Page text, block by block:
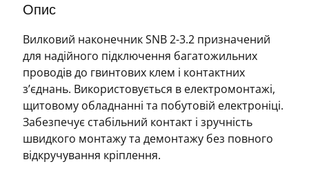
без
ізоляції,
1.5–
2.5
мм²
кількість
Опис
Вилковий наконечник SNB 2-3.2 призначений
для надійного підключення багатожильних
проводів до гвинтових клем і контактних
з’єднань. Використовується в електромонтажі,
щитовому обладнанні та побутовій електроніці.
Забезпечує стабільний контакт і зручність
швидкого монтажу та демонтажу без повного
відкручування кріплення.